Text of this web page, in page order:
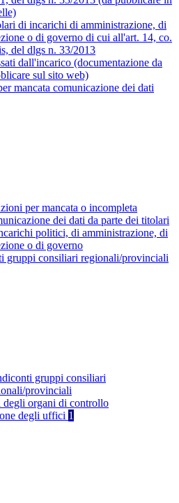
di incarichi di amministrazione, di
o di governo di cui all'art. 14, co.
del dlgs n. 33/2013
dall'incarico (documentazione da
sul sito web)
mancata comunicazione dei dati
per mancata o incompleta
dei dati da parte dei titolari
politici, di amministrazione, di
o di governo
gruppi consiliari regionali/provinciali
gruppi consiliari
provinciali
degli organi di controllo
degli uffici 1